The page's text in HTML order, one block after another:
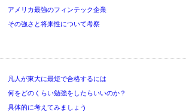
アメリカ最強のフィンテック企業
その強さと将来性について考察
凡人が東大に最短で合格するには
何をどのくらい勉強をしたらいいのか？
具体的に考えてみましょう